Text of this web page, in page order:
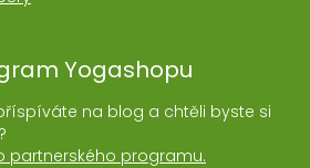
Yogashopu
na blog a chtěli byste si
partnerského programu.